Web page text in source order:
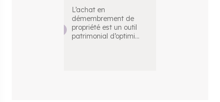
L’achat en
démembrement de
propriété est un outil
patrimonial d’optimi...